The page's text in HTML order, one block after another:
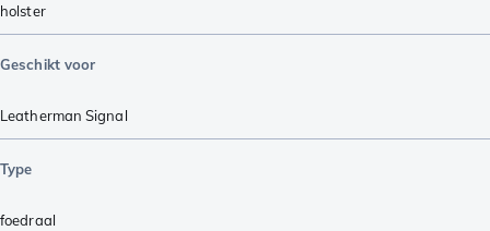
holster
Geschikt voor
Leatherman Signal
Type
foedraal